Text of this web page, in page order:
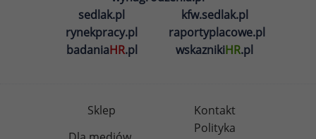
sedlak.pl
kfw.sedlak.pl
rynekpracy.pl
raportyplacowe.pl
badaniaHR.pl wskaznikiHR.pl
Sklep
Kontakt
Polityka